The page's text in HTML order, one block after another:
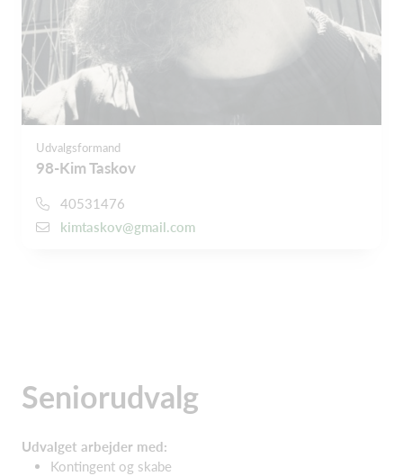
Udvalgsformand
98-Kim Taskov
40531476
kimtaskov@gmail.com
Seniorudvalg
Udvalget arbejder med:
Kontingent og skabe​